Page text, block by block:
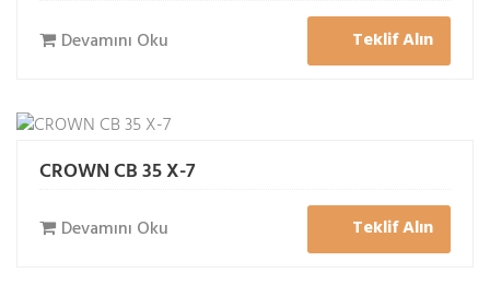
Devamını Oku Teklif Alın
CROWN CB 35 X-7
Devamını Oku Teklif Alın